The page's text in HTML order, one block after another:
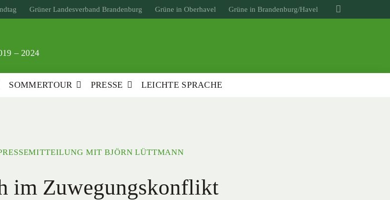
Grüner Landesverband Brandenburg Grüne in Oberhavel Grüne in Brandenburg/Havel
– 2024
SOMMERTOUR PRESSE LEICHTE SPRACHE
MIT BJÖRN LÜTTMANN
im Zuwegungskonflikt